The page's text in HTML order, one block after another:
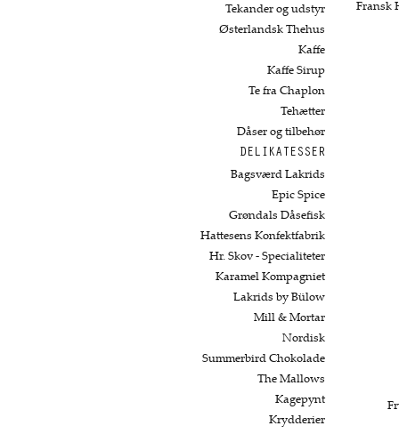
Tekander og udstyr
Østerlandsk Thehus
Kaffe
Kaffe Sirup
Te fra Chaplon
Tehætter
Dåser og tilbehør
DELIKATESSER
Bagsværd Lakrids
Epic Spice
Grøndals Dåsefisk
Hattesens Konfektfabrik
Hr. Skov - Specialiteter
Karamel Kompagniet
Lakrids by Bülow
Mill & Mortar
Nordisk
Summerbird Chokolade
The Mallows
Kagepynt
Krydderier
Fransk